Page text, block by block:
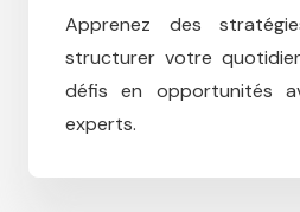
Apprenez des
structurer votre
défis en opportunités
experts.